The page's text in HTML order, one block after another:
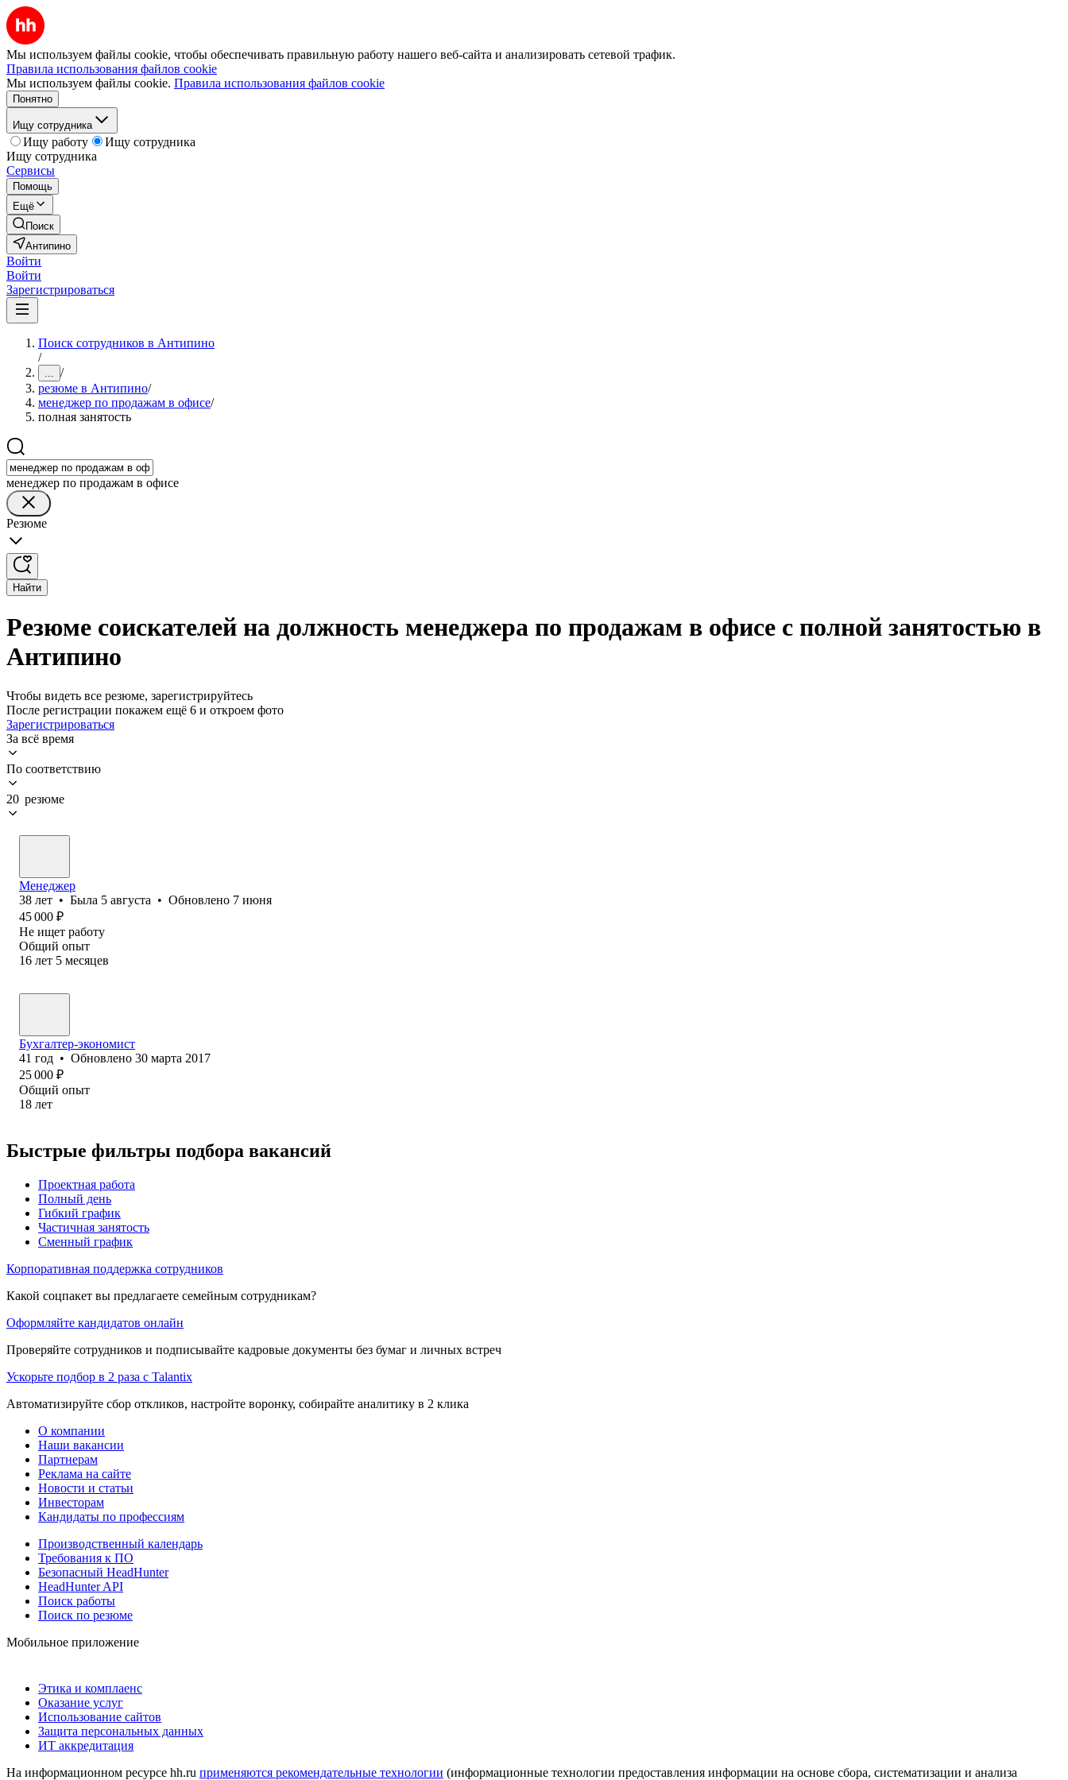
Мы используем файлы cookie, чтобы обеспечивать правильную работу нашего веб-сайта и анализировать сетевой трафик.
Правила использования файлов cookie
Мы используем файлы cookie. Правила использования файлов cookie
Понятно
Ищу сотрудника
Ищу работу
Ищу сотрудника
Ищу сотрудника
Сервисы
Помощь
Ещё
Поиск
Антипино
Войти
Войти
Зарегистрироваться
Поиск сотрудников в Антипино
/
... /
резюме в Антипино/
менеджер по продажам в офисе/
полная занятость
менеджер по продажам в офисе
Резюме
Найти
Резюме соискателей на должность менеджера по продажам в офисе с полной занятостью в
Антипино
Чтобы видеть все резюме, зарегистрируйтесь
После регистрации покажем ещё 6 и откроем фото
Зарегистрироваться
За всё время
По соответствию
20 резюме
Менеджер
38 лет • Была 5 августа • Обновлено 7 июня
45 000 ₽
Не ищет работу
Общий опыт
16 лет 5 месяцев
Бухгалтер-экономист
41 год • Обновлено 30 марта 2017
25 000 ₽
Общий опыт
18 лет
Быстрые фильтры подбора вакансий
Проектная работа
Полный день
Гибкий график
Частичная занятость
Сменный график
Корпоративная поддержка сотрудников
Какой соцпакет вы предлагаете семейным сотрудникам?
Оформляйте кандидатов онлайн
Проверяйте сотрудников и подписывайте кадровые документы без бумаг и личных встреч
Ускорьте подбор в 2 раза с Talantix
Автоматизируйте сбор откликов, настройте воронку, собирайте аналитику в 2 клика
О компании
Наши вакансии
Партнерам
Реклама на сайте
Новости и статьи
Инвесторам
Кандидаты по профессиям
Производственный календарь
Требования к ПО
Безопасный HeadHunter
HeadHunter API
Поиск работы
Поиск по резюме
Мобильное приложение
Этика и комплаенс
Оказание услуг
Использование сайтов
Защита персональных данных
ИТ аккредитация
На информационном ресурсе hh.ru применяются рекомендательные технологии (информационные технологии предоставления информации на основе сбора, систематизации и анализа